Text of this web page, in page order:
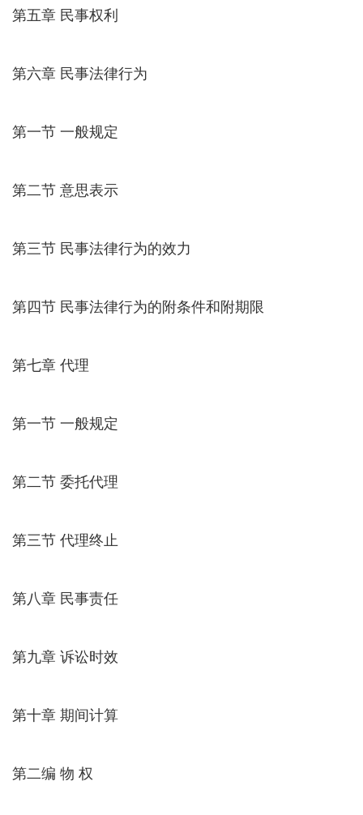
第五章 民事权利
第六章 民事法律行为
第一节 一般规定
第二节 意思表示
第三节 民事法律行为的效力
第四节 民事法律行为的附条件和附期限
第七章 代理
第一节 一般规定
第二节 委托代理
第三节 代理终止
第八章 民事责任
第九章 诉讼时效
第十章 期间计算
第二编 物 权